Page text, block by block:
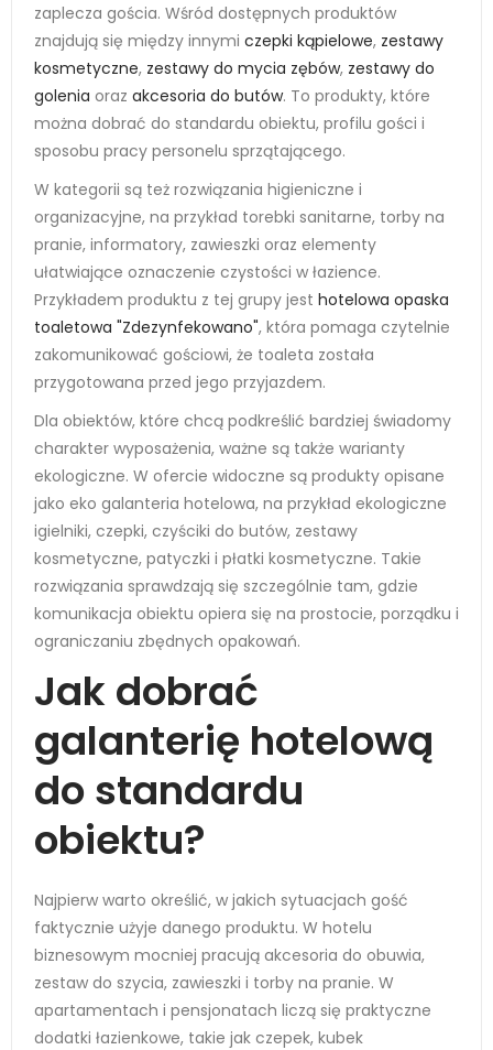
zaplecza gościa. Wśród dostępnych produktów
znajdują się między innymi czepki kąpielowe, zestawy
kosmetyczne, zestawy do mycia zębów, zestawy do
golenia oraz akcesoria do butów. To produkty, które
można dobrać do standardu obiektu, profilu gości i
sposobu pracy personelu sprzątającego.
W kategorii są też rozwiązania higieniczne i
organizacyjne, na przykład torebki sanitarne, torby na
pranie, informatory, zawieszki oraz elementy
ułatwiające oznaczenie czystości w łazience.
Przykładem produktu z tej grupy jest hotelowa opaska
toaletowa "Zdezynfekowano", która pomaga czytelnie
zakomunikować gościowi, że toaleta została
przygotowana przed jego przyjazdem.
Dla obiektów, które chcą podkreślić bardziej świadomy
charakter wyposażenia, ważne są także warianty
ekologiczne. W ofercie widoczne są produkty opisane
jako eko galanteria hotelowa, na przykład ekologiczne
igielniki, czepki, czyściki do butów, zestawy
kosmetyczne, patyczki i płatki kosmetyczne. Takie
rozwiązania sprawdzają się szczególnie tam, gdzie
komunikacja obiektu opiera się na prostocie, porządku i
ograniczaniu zbędnych opakowań.
Jak dobrać
galanterię hotelową
do standardu
obiektu?
Najpierw warto określić, w jakich sytuacjach gość
faktycznie użyje danego produktu. W hotelu
biznesowym mocniej pracują akcesoria do obuwia,
zestaw do szycia, zawieszki i torby na pranie. W
apartamentach i pensjonatach liczą się praktyczne
dodatki łazienkowe, takie jak czepek, kubek